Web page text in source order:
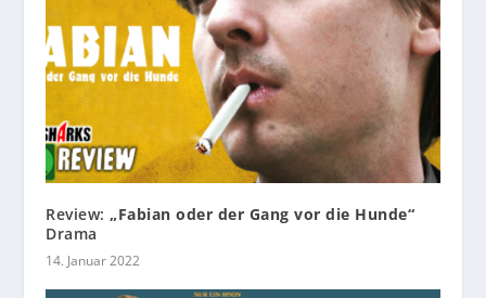
Review:„Fabian oder der Gang vor die Hunde“
Drama
14. Januar 2022